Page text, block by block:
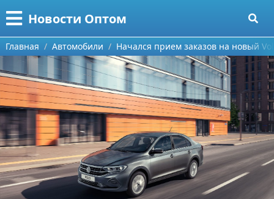
Новости Оптом
Меню
Главная
Категории
Информационные технологии
Автомобили
Знаменитости
Политика
Поиск
О проекте
Контакты
Сотрудничество
Главная Автомобили Начался прием заказов на новый